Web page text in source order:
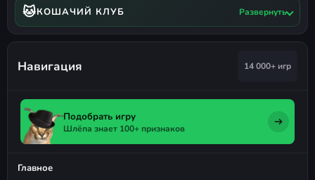
🐱КОШАЧИЙ КЛУБ Развернуть
Навигация 14 000+ игр
Подобрать игру
Шлёпа знает 100+ признаков
Главное